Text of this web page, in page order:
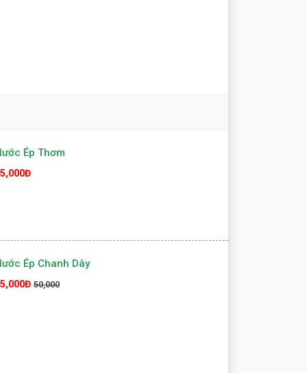
Ép Thơm
Ép Chanh Dây
50,000